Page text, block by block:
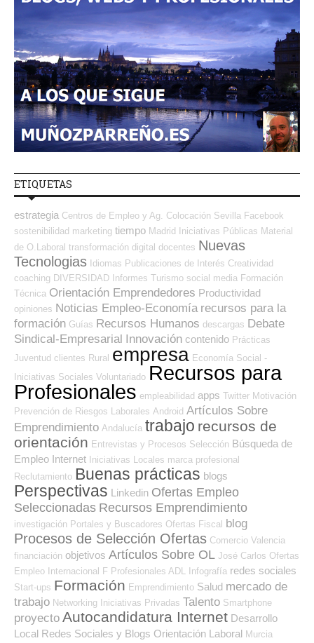
ETIQUETAS
estrategia Centros de Empleo y Ag. Colocación Sevilla Facebook
sostenibilidad marketing tiempo Madrid Iniciativas Públicas Material
de O.Laboral transformación digital docentes Nuevas
Tecnologias Idiomas Publicaciones de Interés Creatividad
coaching DIVERSIDAD Informes Turismo social media Formación
Técnica Orientación Emprendedores Productividad
opiniones Noticias Empleo-Economía recursos para la
formación Guías Recursos Humanos descargas Debate
Sindical-Empresarial
Innovación contenido Prácticas
Juventud clientes Rural empresa Economía Social -
Iniciativas Sociales Voluntariado Recursos para
Profesionales empleabilidad apps Twitter Motivación
Prevención de Riesgos Laborales Android Artículos Sobre
Emprendimiento Andalucía trabajo recursos de
orientación Entrevistas y Procesos Selección Búsqueda de
Empleo Internet Iniciativas Locales marca profesional
Reclutamiento Buenas prácticas blogs
Perspectivas Linkedin Ofertas Empleo
Seleccionadas Recursos Emprendimiento
investigación Portales y Buscadores Ofertas Fiscal blog
Procesos de Selección Ofertas Comercio Valencia
financiación objetivos Artículos Sobre OL José Carlos Ofertas
Empleo Internacional F Profesionales ADL Infografía redes sociales
Start-ups Formación Emprendimiento Salud mercado de
trabajo Networking Iniciativas Privadas Talento Smartphone
proyecto Autocandidatura Internet Desarrollo
Local Redes Sociales y Blogs Orientación Laboral Murcia